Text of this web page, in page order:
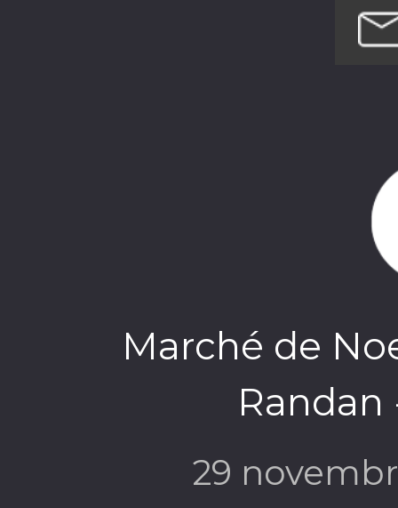
Marché de
Randan
29